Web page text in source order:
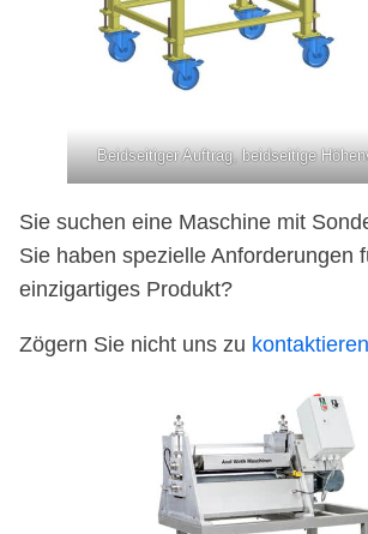
Beidseitiger Auftrag, beidseitige
Sie suchen eine Maschine mit
Sie haben spezielle Anforderungen
einzigartiges Produkt?
Zögern Sie nicht uns zu kontaktieren